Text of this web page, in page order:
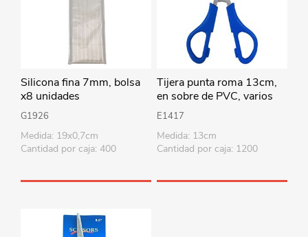
Silicona fina 7mm, bolsa
x8 unidades
G1926
Medida: 19x0,7cm
Cantidad por caja: 400
Tijera punta roma 13cm,
en sobre de PVC, varios
colores
E1417
Medida: 13cm
Cantidad por caja: 1200